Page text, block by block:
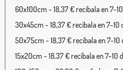
60x100cm - 18,37 € recíbala en 7-
30x45cm - 18,37 € recíbala en 7-10
50x75cm - 18,37 € recíbala en 7-10
15x20cm - 18,37 € recíbala en 7-10